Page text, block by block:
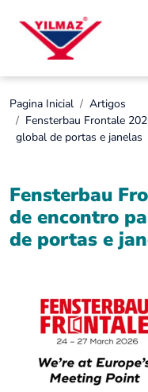
Pagina Inicial
Artigos
Fensterbau Frontale
global de portas e janelas
Fensterbau
de encontro
de portas e